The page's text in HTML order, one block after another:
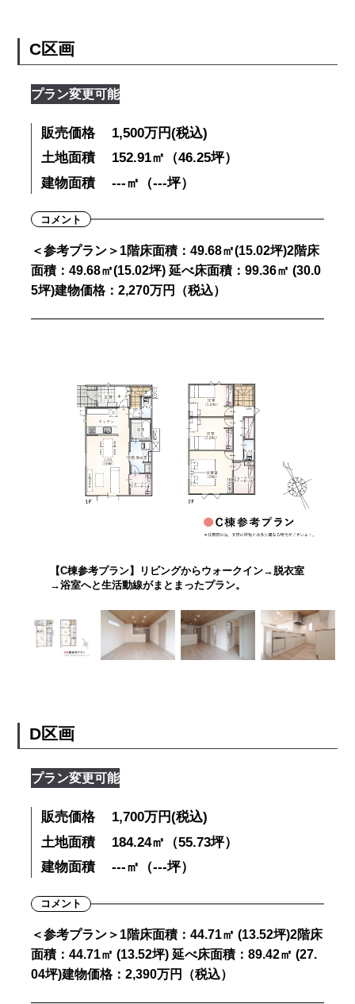
C区画
プラン変更可能
販売価格
1,500万円(税込)
土地面積
152.91㎡（46.25坪）
建物面積
---㎡（---坪）
コメント
＜参考プラン＞1階床面積：49.68㎡(15.02坪)2階床
面積：49.68㎡(15.02坪) 延べ床面積：99.36㎡ (30.0
5坪)建物価格：2,270万円（税込）
【C棟参考プラン】リビングからウォークイン→脱衣室
→浴室へと生活動線がまとまったプラン。
D区画
プラン変更可能
販売価格
1,700万円(税込)
土地面積
184.24㎡（55.73坪）
建物面積
---㎡（---坪）
コメント
＜参考プラン＞1階床面積：44.71㎡ (13.52坪)2階床
面積：44.71㎡ (13.52坪) 延べ床面積：89.42㎡ (27.
04坪)建物価格：2,390万円（税込）